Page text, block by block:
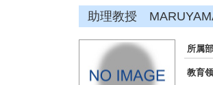
助理教授
所属
教育